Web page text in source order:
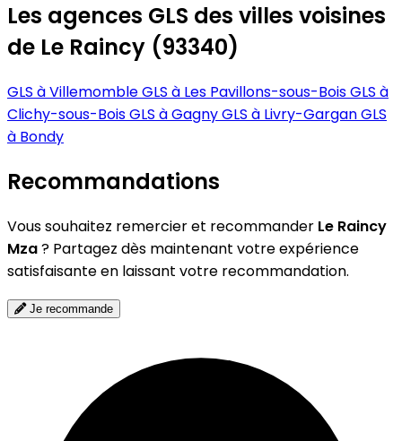
Les agences GLS des villes voisines
de Le Raincy (93340)
GLS à VillemombleGLS à Les Pavillons-sous-BoisGLS à
Clichy-sous-BoisGLS à GagnyGLS à Livry-GarganGLS
à Bondy
Recommandations
Vous souhaitez remercier et recommander Le Raincy
Mza? Partagez dès maintenant votre expérience
satisfaisante en laissant votre recommandation.
Je recommande